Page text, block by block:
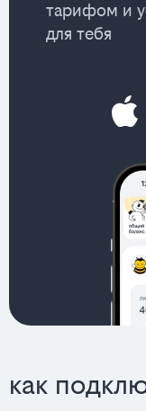
тарифом и
для тебя
как